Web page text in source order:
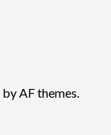
by AF themes.